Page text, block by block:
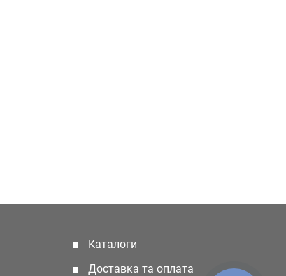
Каталоги
Доставка та оплата